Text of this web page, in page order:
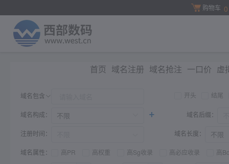
购物车 0
首页 域名注册 域名抢注 一口价 虚
域名包含 开头 结尾
域名构成： + 域名后缀：
注册时间： 域名长度：
域名属性： 高PR 高权重 高Sg收录 高必应收录
高